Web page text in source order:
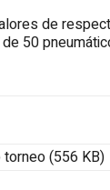
de
50
(556 KB)